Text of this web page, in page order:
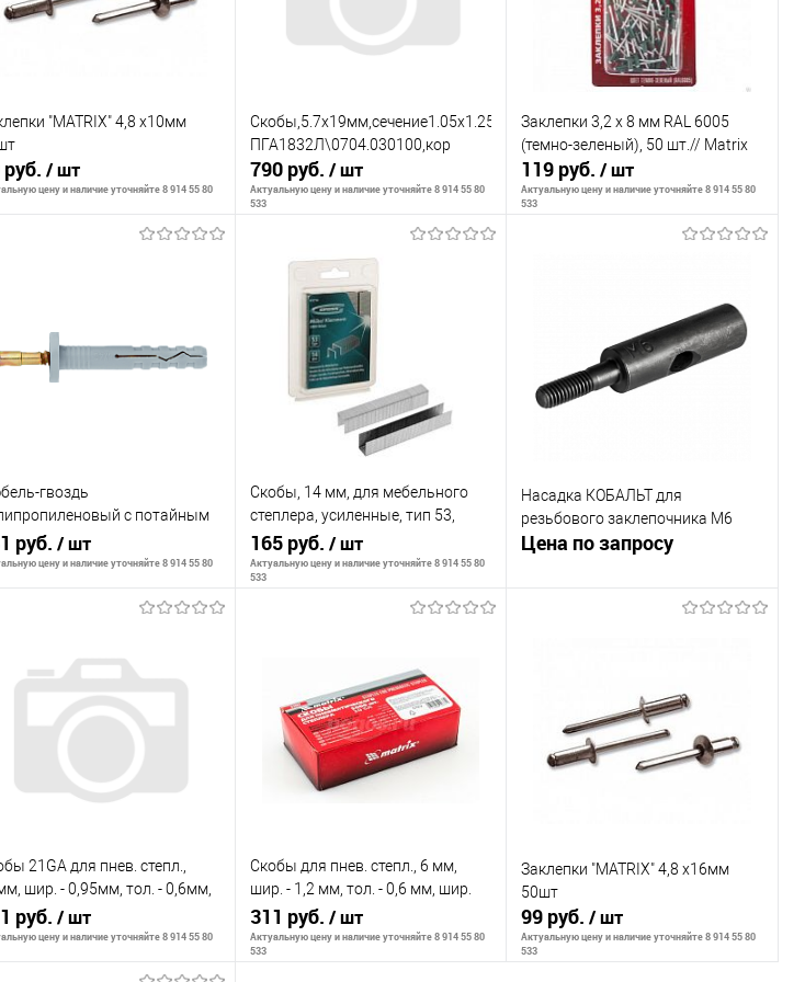
В избранное
В наличии
В избранное
В наличии
"MATRIX" 4,8 х10мм
/ шт
цену и наличие уточняйте 8 914 55 80
К сравнению
В избранное
Скобы,5.7х19мм,сечение1.05х1.25мм,5000шт,д\степлера
ПГА1832Л\0704.030100,кор
790 руб. / шт
Актуальную цену и наличие уточняйте 8 914 55 80
533
В корзину
К сравнению
В избранное
В наличии
Заклепки 3,2 х 8 мм RAL 6005
(темно-зеленый), 50 шт.// Matrix
119 руб./ шт
Актуальную цену и наличие уточняйте 8 914 55 80
533
К сравнению
В избранное
гвоздь
с потайным
8х120мм,100шт//
руб. / шт
цену и наличие уточняйте 8 914 55 80
В корзину
К сравнению
Скобы, 14 мм, для мебельного
степлера, усиленные, тип 53,
1000 шт.// Gross
165 руб. / шт
Актуальную цену и наличие уточняйте 8 914 55 80
533
К сравнению
В избранное
В наличии
Насадка КОБАЛЬТ для
резьбового заклепочника М6
Цена по запросу
В избранное
В наличии
21GA для пнев. степл.,
шир. - 0,95мм, тол. - 0,6мм,
скобы - 12,8мм, 5000шт//
руб. / шт
цену и наличие уточняйте 8 914 55 80
Скобы для пнев. степл., 6 мм,
шир. - 1,2 мм, тол. - 0,6 мм, шир.
скобы - 11,2 мм, 5000 шт// Matrix
311 руб. / шт
Актуальную цену и наличие уточняйте 8 914 55 80
533
Заклепки "MATRIX" 4,8 х16мм
50шт
99 руб./ шт
Актуальную цену и наличие уточняйте 8 914 55 80
533